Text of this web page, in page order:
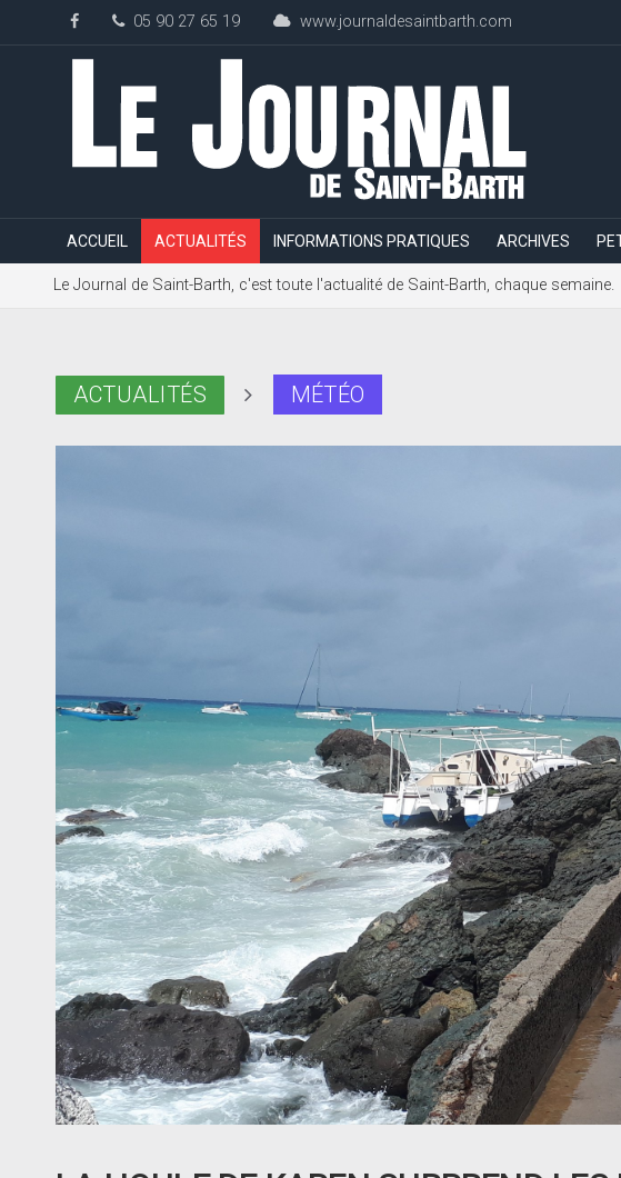
05 90 27 65 19 www.journaldesaintbarth.com
ACCUEIL ACTUALITÉS INFORMATIONS PRATIQUES ARCHIVES
Le Journal de Saint-Barth, c'est toute l'actualité de Saint-Barth, chaque semaine.
ACTUALITÉS MÉTÉO